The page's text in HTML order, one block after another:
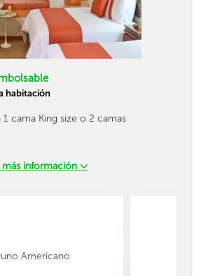
habitación
cama King size o 2 camas
más información
Americano